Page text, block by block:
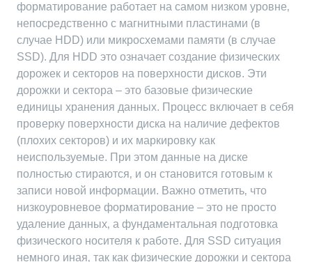
форматирование работает на самом низком уровне‚
непосредственно с магнитными пластинами (в
случае HDD) или микросхемами памяти (в случае
SSD). Для HDD это означает создание физических
дорожек и секторов на поверхности дисков. Эти
дорожки и сектора – это базовые физические
единицы хранения данных. Процесс включает в себя
проверку поверхности диска на наличие дефектов
(плохих секторов) и их маркировку как
неиспользуемые. При этом данные на диске
полностью стираются‚ и он становится готовым к
записи новой информации. Важно отметить‚ что
низкоуровневое форматирование – это не просто
удаление данных‚ а фундаментальная подготовка
физического носителя к работе. Для SSD ситуация
немного иная‚ так как физические дорожки и сектора